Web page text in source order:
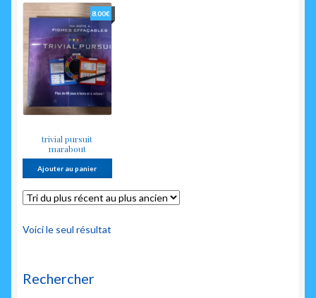
trivial pursuit
marabout
8.00€
Ajouter au panier
Voici le seul résultat
Rechercher